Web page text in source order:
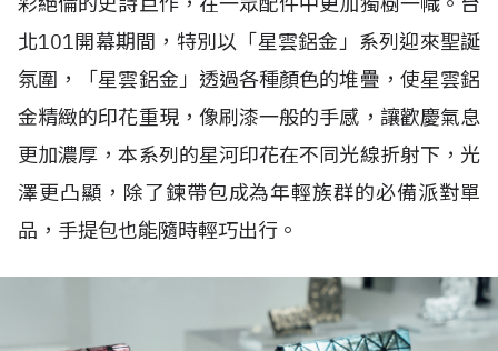
北101開幕期間，特別以「星雲鋁金」系列迎來聖誕
氛圍，「星雲鋁金」透過各種顏色的堆疊，使星雲鋁
金精緻的印花重現，像刷漆一般的手感，讓歡慶氣息
更加濃厚，本系列的星河印花在不同光線折射下，光
澤更凸顯，除了鍊帶包成為年輕族群的必備派對單
品，手提包也能隨時輕巧出行。